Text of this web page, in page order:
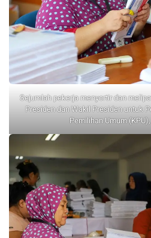
Sejumlah pekerja menyortir dan
Presiden dan Wakil Presiden untuk
Pemilihan Umum